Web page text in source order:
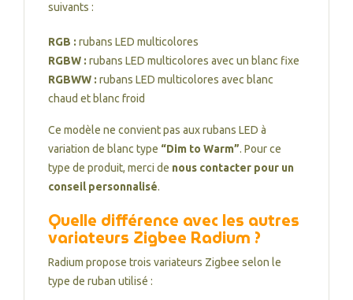
suivants :
RGB : rubans LED multicolores
RGBW : rubans LED multicolores avec un blanc fixe
RGBWW : rubans LED multicolores avec blanc
chaud et blanc froid
Ce modèle ne convient pas aux rubans LED à
variation de blanc type “Dim to Warm”. Pour ce
type de produit, merci de nous contacter pour un
conseil personnalisé.
Quelle différence avec les autres
variateurs Zigbee Radium ?
Radium propose trois variateurs Zigbee selon le
type de ruban utilisé :